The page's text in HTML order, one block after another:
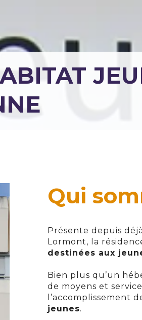
Qui
Présente depuis
Lormont, la
destinées aux
Bien plus qu’un
de moyens et
l’accomplissement
jeunes.